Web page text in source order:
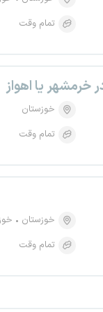
تمام وقت
خرمشهر یا اهواز
خوزستان
تمام وقت
خوزستان
تمام وقت